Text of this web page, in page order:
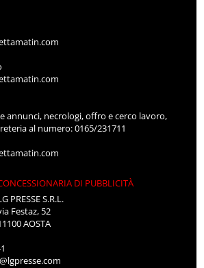
annunci, necrologi, offro e cerco lavoro,
al numero: 0165/231711
DI PUBBLICITÀ
PRESSE S.R.L.
Festaz, 52
AOSTA